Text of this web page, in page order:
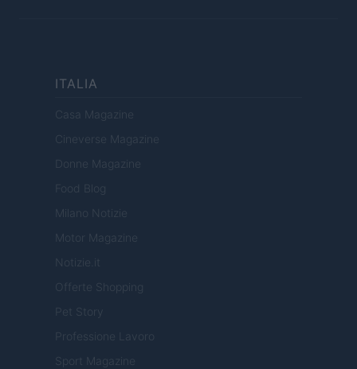
ITALIA
Casa Magazine
Cineverse Magazine
Donne Magazine
Food Blog
Milano Notizie
Motor Magazine
Notizie.it
Offerte Shopping
Pet Story
Professione Lavoro
Sport Magazine